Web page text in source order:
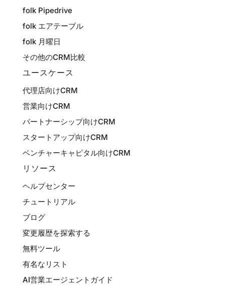
folk Pipedrive
folk エアテーブル
folk 月曜日
その他のCRM比較
ユースケース
代理店向けCRM
営業向けCRM
パートナーシップ向けCRM
スタートアップ向けCRM
ベンチャーキャピタル向けCRM
リソース
ヘルプセンター
チュートリアル
ブログ
変更履歴を探索する
無料ツール
有名なリスト
AI営業エージェントガイド